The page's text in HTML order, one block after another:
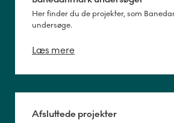
Her finder du de projekter, som
undersøge.
Læs mere
Afsluttede projekter